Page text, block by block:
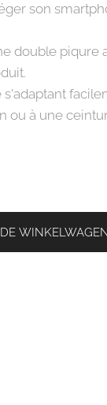
son
double piqure
ou à une